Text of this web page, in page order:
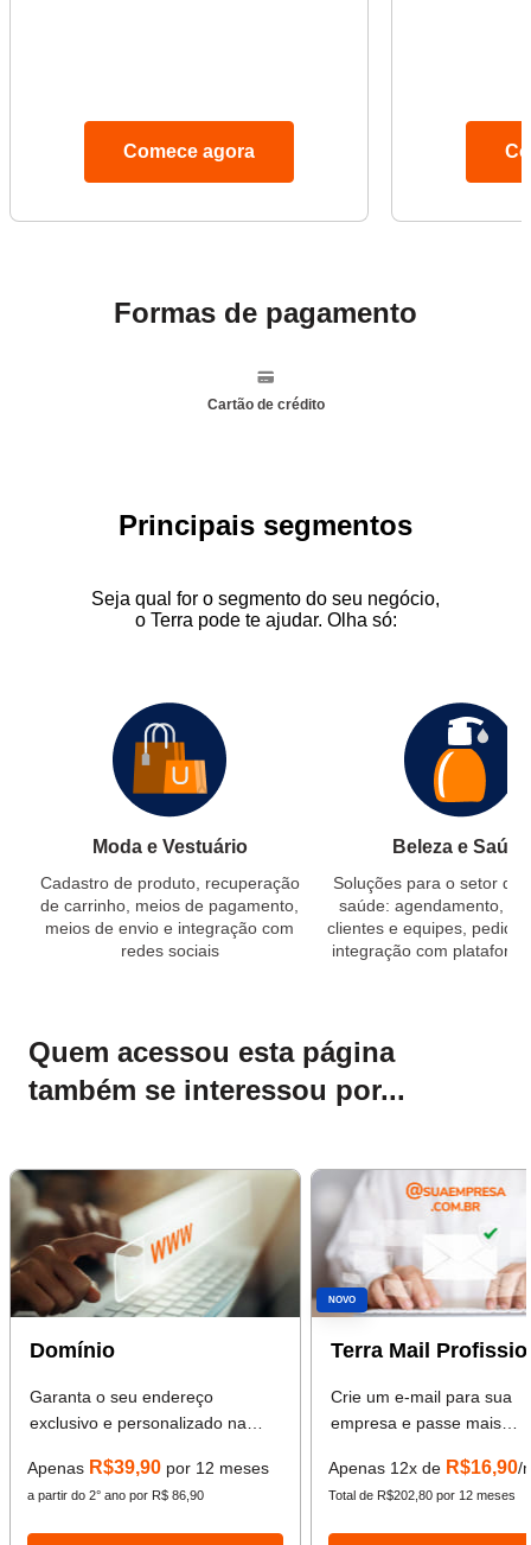
Comece agora
Formas de pagamento
Cartão de crédito
Principais segmentos
Seja qual for o segmento do seu negócio,
o Terra pode te ajudar. Olha só:
Moda e Vestuário
Cadastro de produto, recuperação
de carrinho, meios de pagamento,
meios de envio e integração com
redes sociais
Beleza e Saúde
Soluções para o setor de
saúde: agendamento,
clientes e equipes,
integração com
Quem acessou esta página
também se interessou por...
Domínio
Garanta o seu endereço
exclusivo e personalizado na
Apenas R$39,90 por 12 meses
a partir do 2° ano por R$ 86,90
NOVO
Terra Mail
Crie um e-mail para sua
empresa e passe mais
Apenas 12x de R$16,90/
Total de R$202,80 por 12 meses